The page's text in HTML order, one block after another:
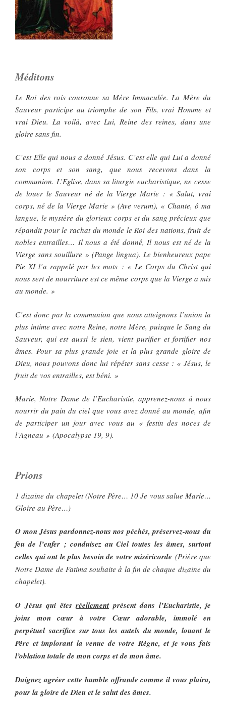
Méditons
Le Roi des rois couronne sa Mère Immaculée. La Mère du
Sauveur participe au triomphe de son Fils, vrai Homme et
vrai Dieu. La voilà, avec Lui, Reine des reines, dans une
gloire sans fin.
C’est Elle qui nous a donné Jésus. C’est elle qui Lui a donné
son corps et son sang, que nous recevons dans la
communion. L’Eglise, dans sa liturgie eucharistique, ne cesse
de louer le Sauveur né de la Vierge Marie : « Salut, vrai
corps, né de la Vierge Marie » (Ave verum), « Chante, ô ma
langue, le mystère du glorieux corps et du sang précieux que
répandit pour le rachat du monde le Roi des nations, fruit de
nobles entrailles… Il nous a été donné, Il nous est né de la
Vierge sans souillure » (Pange lingua). Le bienheureux pape
Pie XI l’a rappelé par les mots : « Le Corps du Christ qui
nous sert de nourriture est ce même corps que la Vierge a mis
au monde. »
C’est donc par la communion que nous atteignons l’union la
plus intime avec notre Reine, notre Mère, puisque le Sang du
Sauveur, qui est aussi le sien, vient purifier et fortifier nos
âmes. Pour sa plus grande joie et la plus grande gloire de
Dieu, nous pouvons donc lui répéter sans cesse : « Jésus, le
fruit de vos entrailles, est béni. »
Marie, Notre Dame de l’Eucharistie, apprenez-nous à nous
nourrir du pain du ciel que vous avez donné au monde, afin
de participer un jour avec vous au « festin des noces de
l’Agneau » (Apocalypse 19, 9).
Prions
1 dizaine du chapelet (Notre Père… 10 Je vous salue Marie…
Gloire au Père…)
O mon Jésus pardonnez-nous nos péchés, préservez-nous du
feu de l’enfer ; conduisez au Ciel toutes les âmes, surtout
celles qui ont le plus besoin de votre miséricorde (Prière que
Notre Dame de Fatima souhaite à la fin de chaque dizaine du
chapelet).
O Jésus qui êtesréellementprésent dans l’Eucharistie, je
joins mon cœur à votre Cœur adorable, immolé en
perpétuel sacrifice sur tous les autels du monde, louant le
Père et implorant la venue de votre Règne, et je vous fais
l’oblation totale de mon corps et de mon âme.
Daignez agréer cette humble offrande comme il vous plaira,
pour la gloire de Dieu et le salut des âmes.